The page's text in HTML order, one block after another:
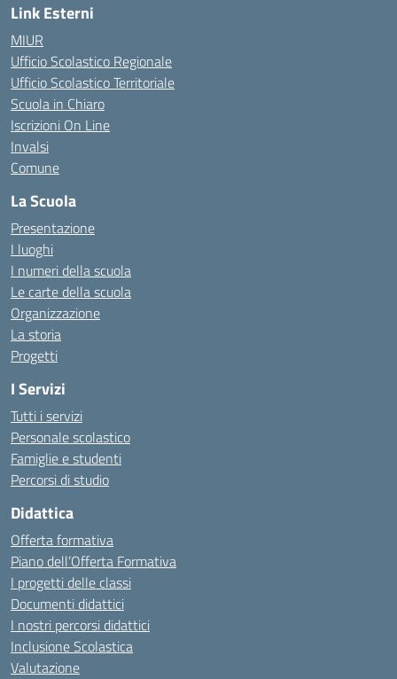
Link Esterni
MIUR
Ufficio Scolastico Regionale
Ufficio Scolastico Territoriale
Scuola in Chiaro
Iscrizioni On Line
Invalsi
Comune
La Scuola
Presentazione
I luoghi
I numeri della scuola
Le carte della scuola
Organizzazione
La storia
Progetti
I Servizi
Tutti i servizi
Personale scolastico
Famiglie e studenti
Percorsi di studio
Didattica
Offerta formativa
Piano dell’Offerta Formativa
I progetti delle classi
Documenti didattici
I nostri percorsi didattici
Inclusione Scolastica
Valutazione